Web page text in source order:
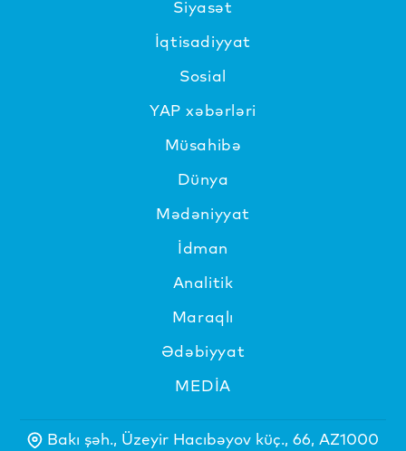
Siyasət
İqtisadiyyat
Sosial
YAP xəbərləri
Müsahibə
Dünya
Mədəniyyat
İdman
Analitik
Maraqlı
Ədəbiyyat
MEDİA
Bakı şəh., Üzeyir Hacıbəyov küç., 66, AZ1000